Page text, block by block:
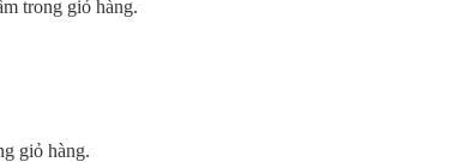
trong giỏ hàng.
giỏ hàng.